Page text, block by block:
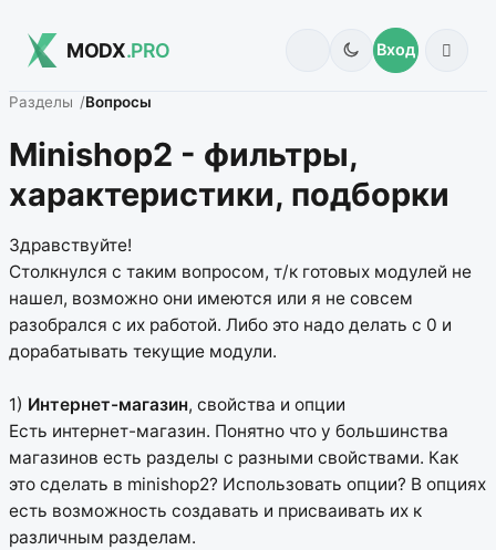
MODX.PRO Вход
Разделы Вопросы
Minishop2 - фильтры,
характеристики, подборки
Здравствуйте!
Столкнулся с таким вопросом, т/к готовых модулей не
нашел, возможно они имеются или я не совсем
разобрался с их работой. Либо это надо делать с 0 и
дорабатывать текущие модули.
1) Интернет-магазин, свойства и опции
Есть интернет-магазин. Понятно что у большинства
магазинов есть разделы с разными свойствами. Как
это сделать в minishop2? Использовать опции? В опциях
есть возможность создавать и присваивать их к
различным разделам.